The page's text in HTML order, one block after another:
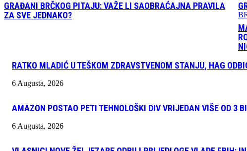
GRAĐANI BRČKOG PITAJU: VAŽE LI SAOBRAĆAJNA PRAVILA
ZA SVE JEDNAKO?
RATKO MLADIĆ U TEŠKOM ZDRAVSTVENOM STANJU, HAG
6 Augusta, 2026
AMAZON POSTAO PETI TEHNOLOŠKI DIV VRIJEDAN VIŠE OD 3
6 Augusta, 2026